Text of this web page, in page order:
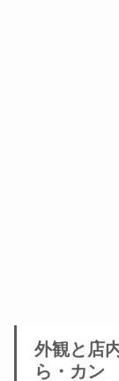
外観と店
ら・カン